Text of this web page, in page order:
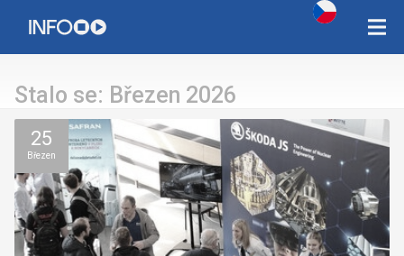
Stalo se: Březen 2026
25
Březen
Copyright Západočeská univerzita v Plzni 2015 - 2026,